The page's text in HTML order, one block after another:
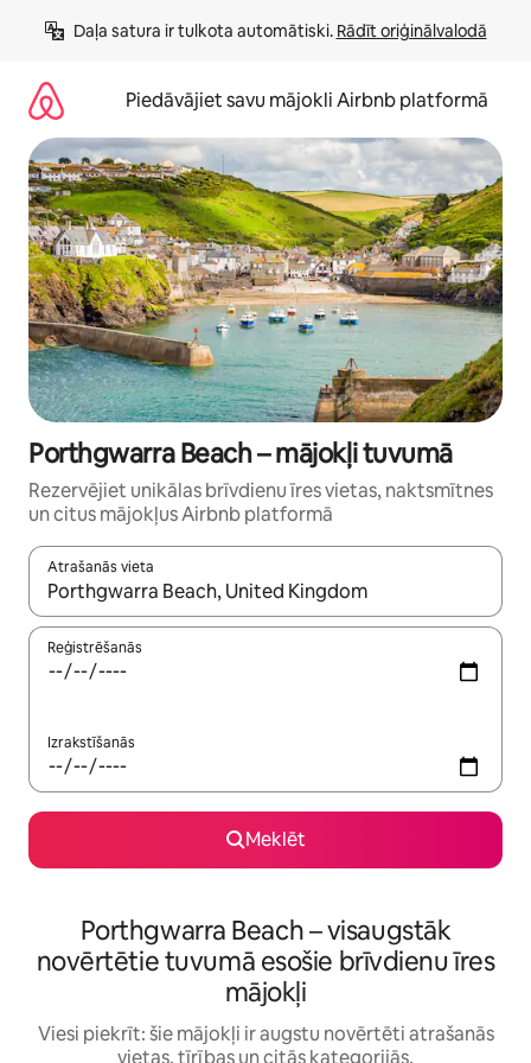
saturu
Daļa satura ir tulkota automātiski. Rādīt oriģinālvalodā
Piedāvājiet savu mājokli Airbnb platformā
Porthgwarra Beach – mājokļi tuvumā
Rezervējiet unikālas brīvdienu īres vietas, naktsmītnes
un citus mājokļus Airbnb platformā
Atrašanās vieta
Kad rezultāti kļūs pieejami, izmantojiet bultiņu uz augšu un
Reģistrēšanās
Izrakstīšanās
Meklēt
Porthgwarra Beach – visaugstāk
novērtētie tuvumā esošie brīvdienu īres
mājokļi
Viesi piekrīt: šie mājokļi ir augstu novērtēti atrašanās
vietas, tīrības un citās kategorijās.